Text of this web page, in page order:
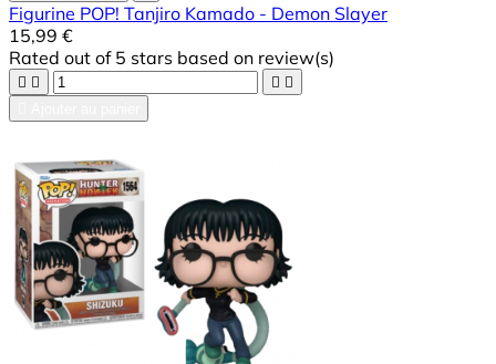
Figurine POP! Tanjiro Kamado - Demon Slayer
15,99 €
Rated out of 5 stars based on review(s)
   